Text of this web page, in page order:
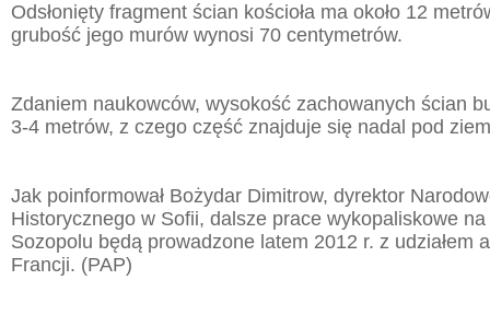
Odsłonięty fragment ścian kościoła ma około 12
grubość jego murów wynosi 70 centymetrów.
Zdaniem naukowców, wysokość zachowanych ścian
3-4 metrów, z czego część znajduje się nadal pod
Jak poinformował Bożydar Dimitrow, dyrektor
Historycznego w Sofii, dalsze prace wykopaliskowe
Sozopolu będą prowadzone latem 2012 r. z udziałem
Francji. (PAP)